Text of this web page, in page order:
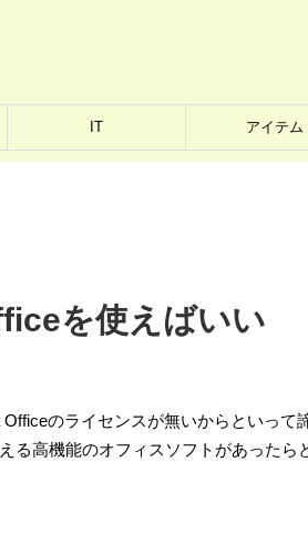
IT アイテム
を使えばいい
のライセンスが無いからといって
る高機能のオフィスソフトがあったら